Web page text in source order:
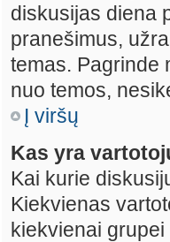
diskusijas diena
pranešimus,
temas. Pagrinde
nuo temos,
Į viršų
Kas yra
Kai kurie
Kiekvienas
kiekvienai